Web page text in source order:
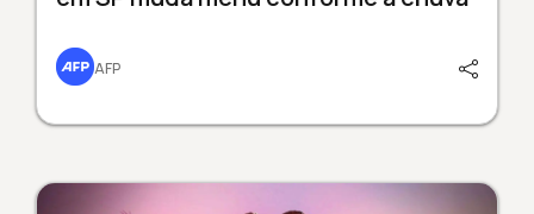
AFP